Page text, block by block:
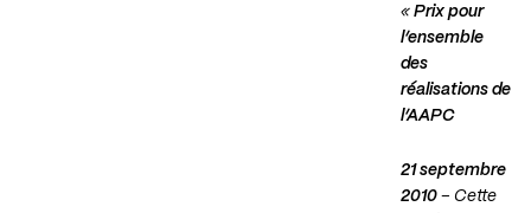
« Prix pour
l’ensemble
des
réalisations de
l’AAPC
21 septembre
2010 – Cette